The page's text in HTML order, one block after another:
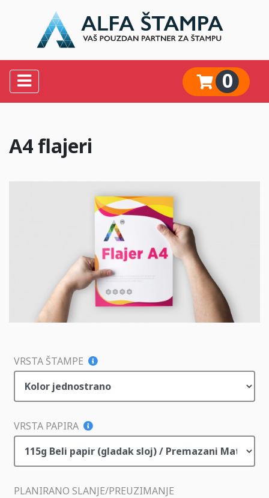
0
A4 flajeri
VRSTA ŠTAMPE
VRSTA PAPIRA
PLANIRANO SLANJE/PREUZIMANJE